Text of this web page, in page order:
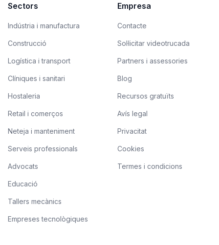
Sectors
Indústria i manufactura
Construcció
Logística i transport
Clíniques i sanitari
Hostaleria
Retail i comerços
Neteja i manteniment
Serveis professionals
Advocats
Educació
Tallers mecànics
Empreses tecnològiques
Empresa
Contacte
Sol·licitar videotrucada
Partners i assessories
Blog
Recursos gratuïts
Avís legal
Privacitat
Cookies
Termes i condicions